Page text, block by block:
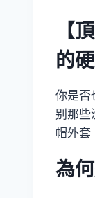
【
的
你是否
别那些
帽外套
為